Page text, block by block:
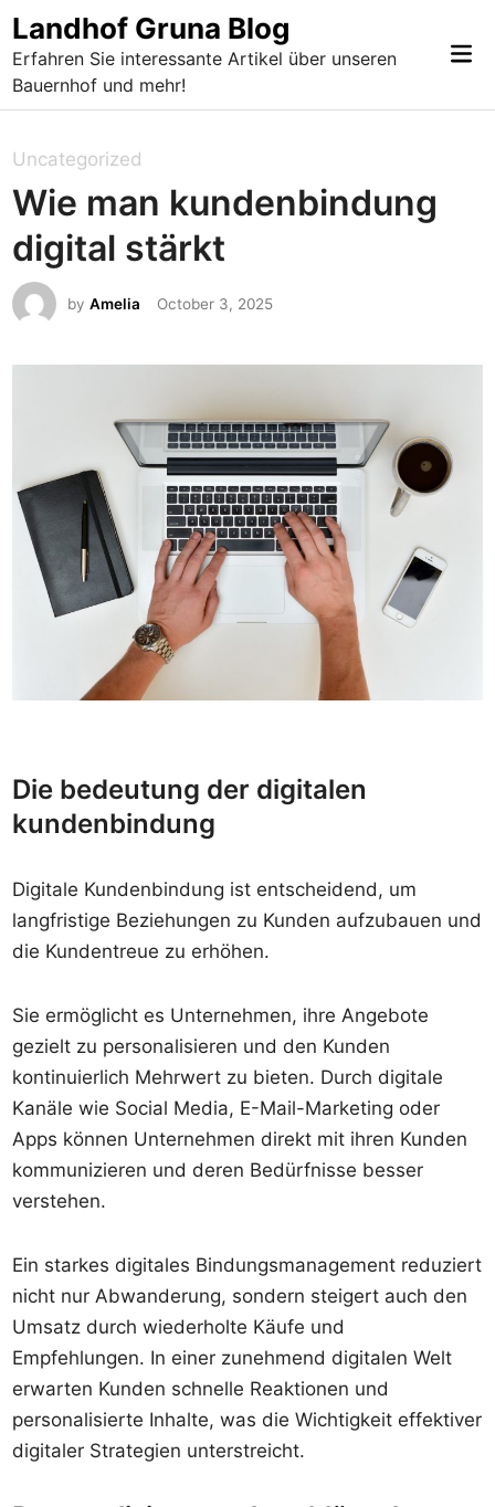
Skip
to
content
Landhof Gruna Blog
Erfahren Sie interessante Artikel über unseren
Bauernhof und mehr!
P
o
s
t
e
d
Uncategorized
Wie man kundenbindung
digital stärkt
byAmelia October 3, 2025
Die bedeutung der digitalen
kundenbindung
Digitale Kundenbindung ist entscheidend, um
langfristige Beziehungen zu Kunden aufzubauen und
die Kundentreue zu erhöhen.
Sie ermöglicht es Unternehmen, ihre Angebote
gezielt zu personalisieren und den Kunden
kontinuierlich Mehrwert zu bieten. Durch digitale
Kanäle wie Social Media, E-Mail-Marketing oder
Apps können Unternehmen direkt mit ihren Kunden
kommunizieren und deren Bedürfnisse besser
verstehen.
Ein starkes digitales Bindungsmanagement reduziert
nicht nur Abwanderung, sondern steigert auch den
Umsatz durch wiederholte Käufe und
Empfehlungen. In einer zunehmend digitalen Welt
erwarten Kunden schnelle Reaktionen und
personalisierte Inhalte, was die Wichtigkeit effektiver
digitaler Strategien unterstreicht.